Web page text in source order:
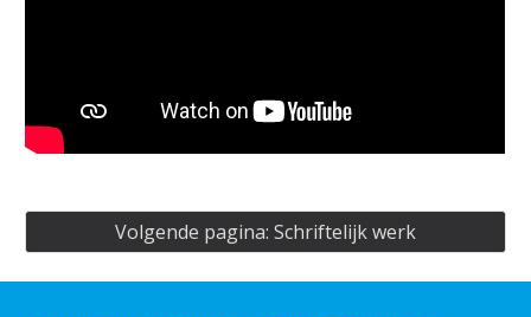
Volgende pagina: Schriftelijk werk